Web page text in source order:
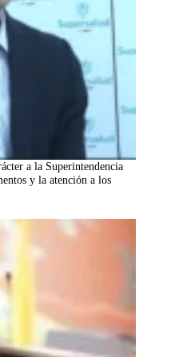
a la Superintendencia
y la atención a los